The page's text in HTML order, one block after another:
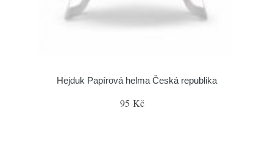
Hejduk Papírová helma Česká republika
95 Kč